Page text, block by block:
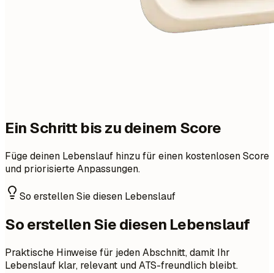
Ein Schritt bis zu deinem Score
Füge deinen Lebenslauf hinzu für einen kostenlosen Score
und priorisierte Anpassungen.
So erstellen Sie diesen Lebenslauf
So erstellen Sie diesen Lebenslauf
Praktische Hinweise für jeden Abschnitt, damit Ihr
Lebenslauf klar, relevant und ATS-freundlich bleibt.